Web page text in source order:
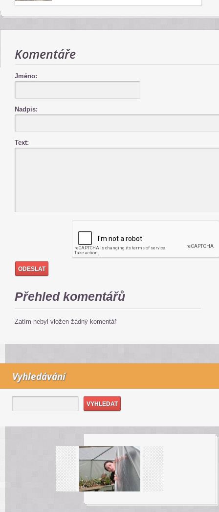
Komentáře
Jméno:
Nadpis:
Text:
Přehled komentářů
Zatím nebyl vložen žádný komentář
Vyhledávání